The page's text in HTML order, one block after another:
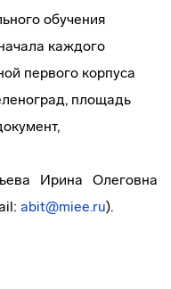
обучения
каждого
первого корпуса
площадь
Ирина Олеговна
abit@miee.ru).